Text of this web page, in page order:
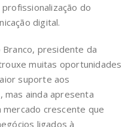
do
digital.
presidente da
muitas oportunidades
suporte aos
ainda apresenta
mercado crescente que
ligados à